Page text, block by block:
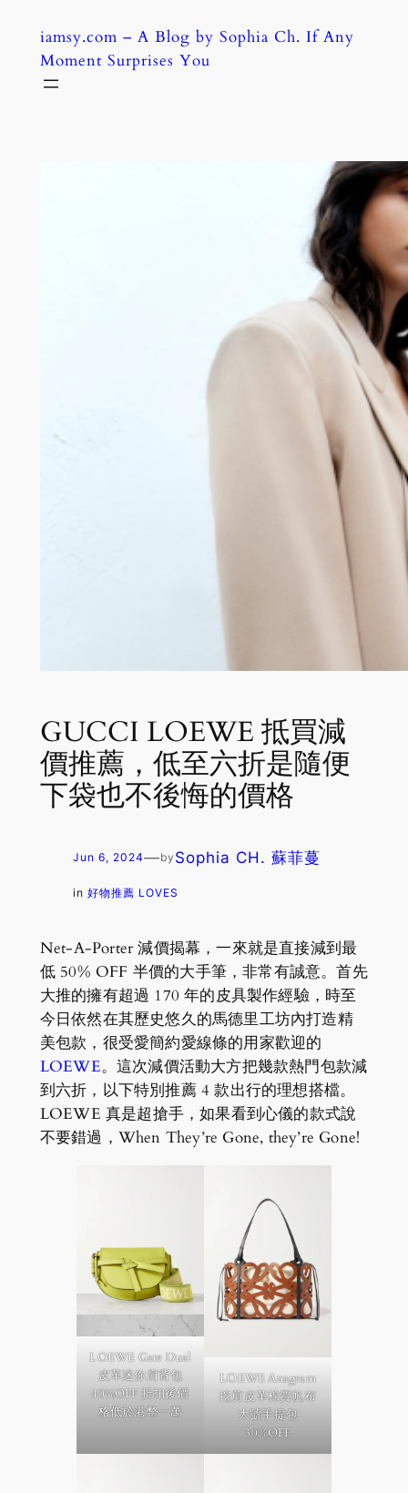
content
iamsy.com – A Blog by Sophia Ch. If Any
Moment Surprises You
GUCCI LOEWE 抵買減
價推薦，低至六折是隨便
下袋也不後悔的價格
Jun 6, 2024—by Sophia CH. 蘇菲蔓
in 好物推薦 LOVES
Net-A-Porter 減價揭幕，一來就是直接減到最
低 50% OFF 半價的大手筆，非常有誠意。首先
大推的擁有超過 170 年的皮具製作經驗，時至
今日依然在其歷史悠久的馬德里工坊內打造精
美包款，很受愛簡約愛線條的用家歡迎的
LOEWE。這次減價活動大方把幾款熱門包款減
到六折，以下特別推薦 4 款出行的理想搭檔。
LOEWE 真是超搶手，如果看到心儀的款式說
不要錯過，When They’re Gone, they’re Gone!
LOEWE Gate Dual
皮革迷你肩背包
40%OFF 折扣後價
格低於港幣一萬
LOEWE Anagram
挖剪皮革棉質帆布
大號手提包
30%OFF